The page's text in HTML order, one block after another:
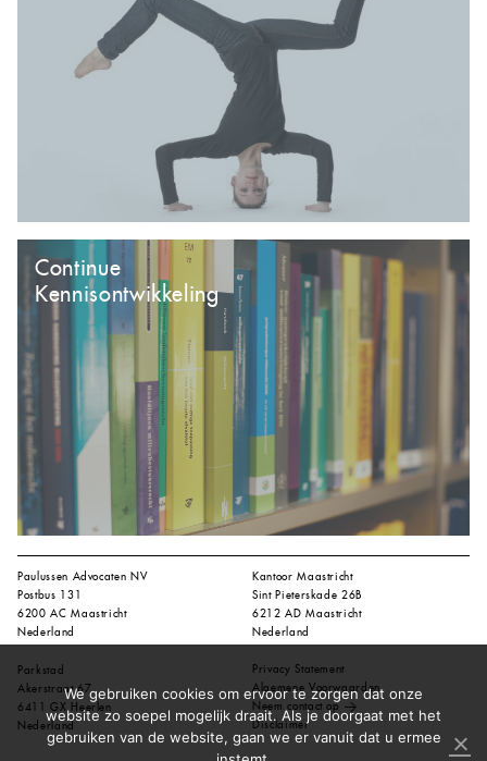
Continue
Kennisontwikkeling
Paulussen Advocaten NV
Postbus 131
6200 AC Maastricht
Nederland
Kantoor Maastricht
Sint Pieterskade 26B
6212 AD Maastricht
Nederland
Parkstad
Akerstraat 67
6411 GX Heerlen
Nederland
Privacy Statement
Algemene Voorwaarden
Neem contact op
Disclaimer
We gebruiken cookies om ervoor te zorgen dat onze
website zo soepel mogelijk draait. Als je doorgaat met het
gebruiken van de website, gaan we er vanuit dat u ermee